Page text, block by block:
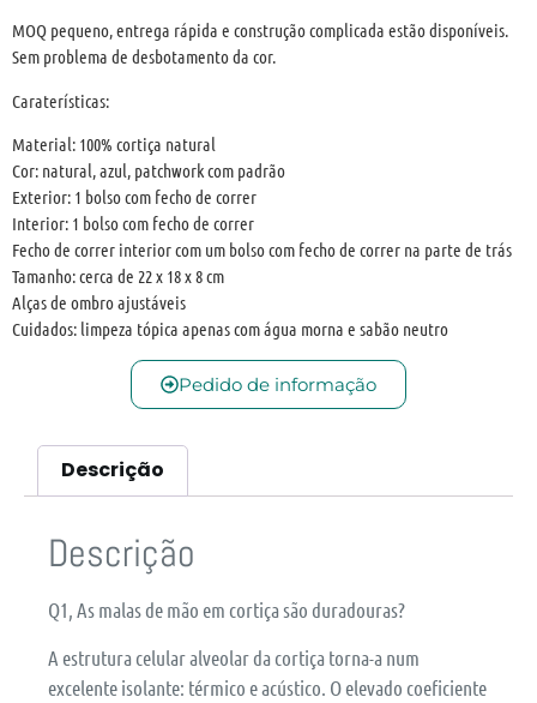
MOQ pequeno, entrega rápida e construção complicada estão disponíveis.
Sem problema de desbotamento da cor.
Caraterísticas:
Material: 100% cortiça natural
Cor: natural, azul, patchwork com padrão
Exterior: 1 bolso com fecho de correr
Interior: 1 bolso com fecho de correr
Fecho de correr interior com um bolso com fecho de correr na parte de trás
Tamanho: cerca de 22 x 18 x 8 cm
Alças de ombro ajustáveis
Cuidados: limpeza tópica apenas com água morna e sabão neutro
Pedido de informação
Descrição
Descrição
Q1, As malas de mão em cortiça são duradouras?
A estrutura celular alveolar da cortiça torna-a num
excelente isolante: térmico e acústico. O elevado coeficiente